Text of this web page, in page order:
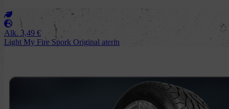
Alk. 3,49 €
Light My Fire Spork Original aterin